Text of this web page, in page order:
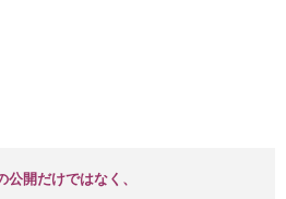
開だけではなく、